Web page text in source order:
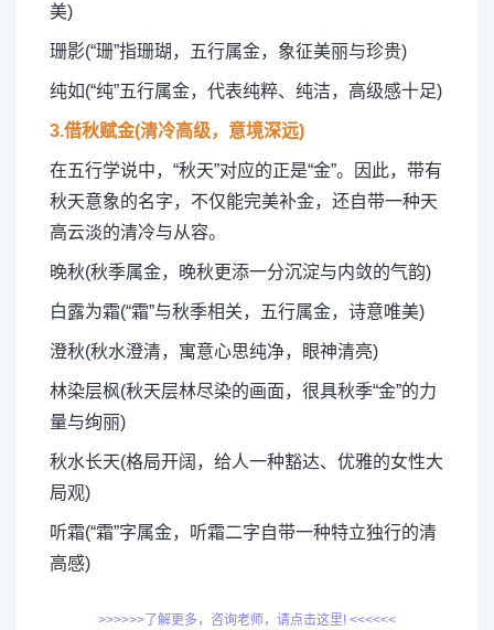
美)
珊影(“珊”指珊瑚，五行属金，象征美丽与珍贵)
纯如(“纯”五行属金，代表纯粹、纯洁，高级感十足)
3.借秋赋金(清冷高级，意境深远)
在五行学说中，“秋天”对应的正是“金”。因此，带有
秋天意象的名字，不仅能完美补金，还自带一种天
高云淡的清冷与从容。
晚秋(秋季属金，晚秋更添一分沉淀与内敛的气韵)
白露为霜(“霜”与秋季相关，五行属金，诗意唯美)
澄秋(秋水澄清，寓意心思纯净，眼神清亮)
林染层枫(秋天层林尽染的画面，很具秋季“金”的力
量与绚丽)
秋水长天(格局开阔，给人一种豁达、优雅的女性大
局观)
听霜(“霜”字属金，听霜二字自带一种特立独行的清
高感)
>>>>>>了解更多，咨询老师，请点击这里! <<<<<<